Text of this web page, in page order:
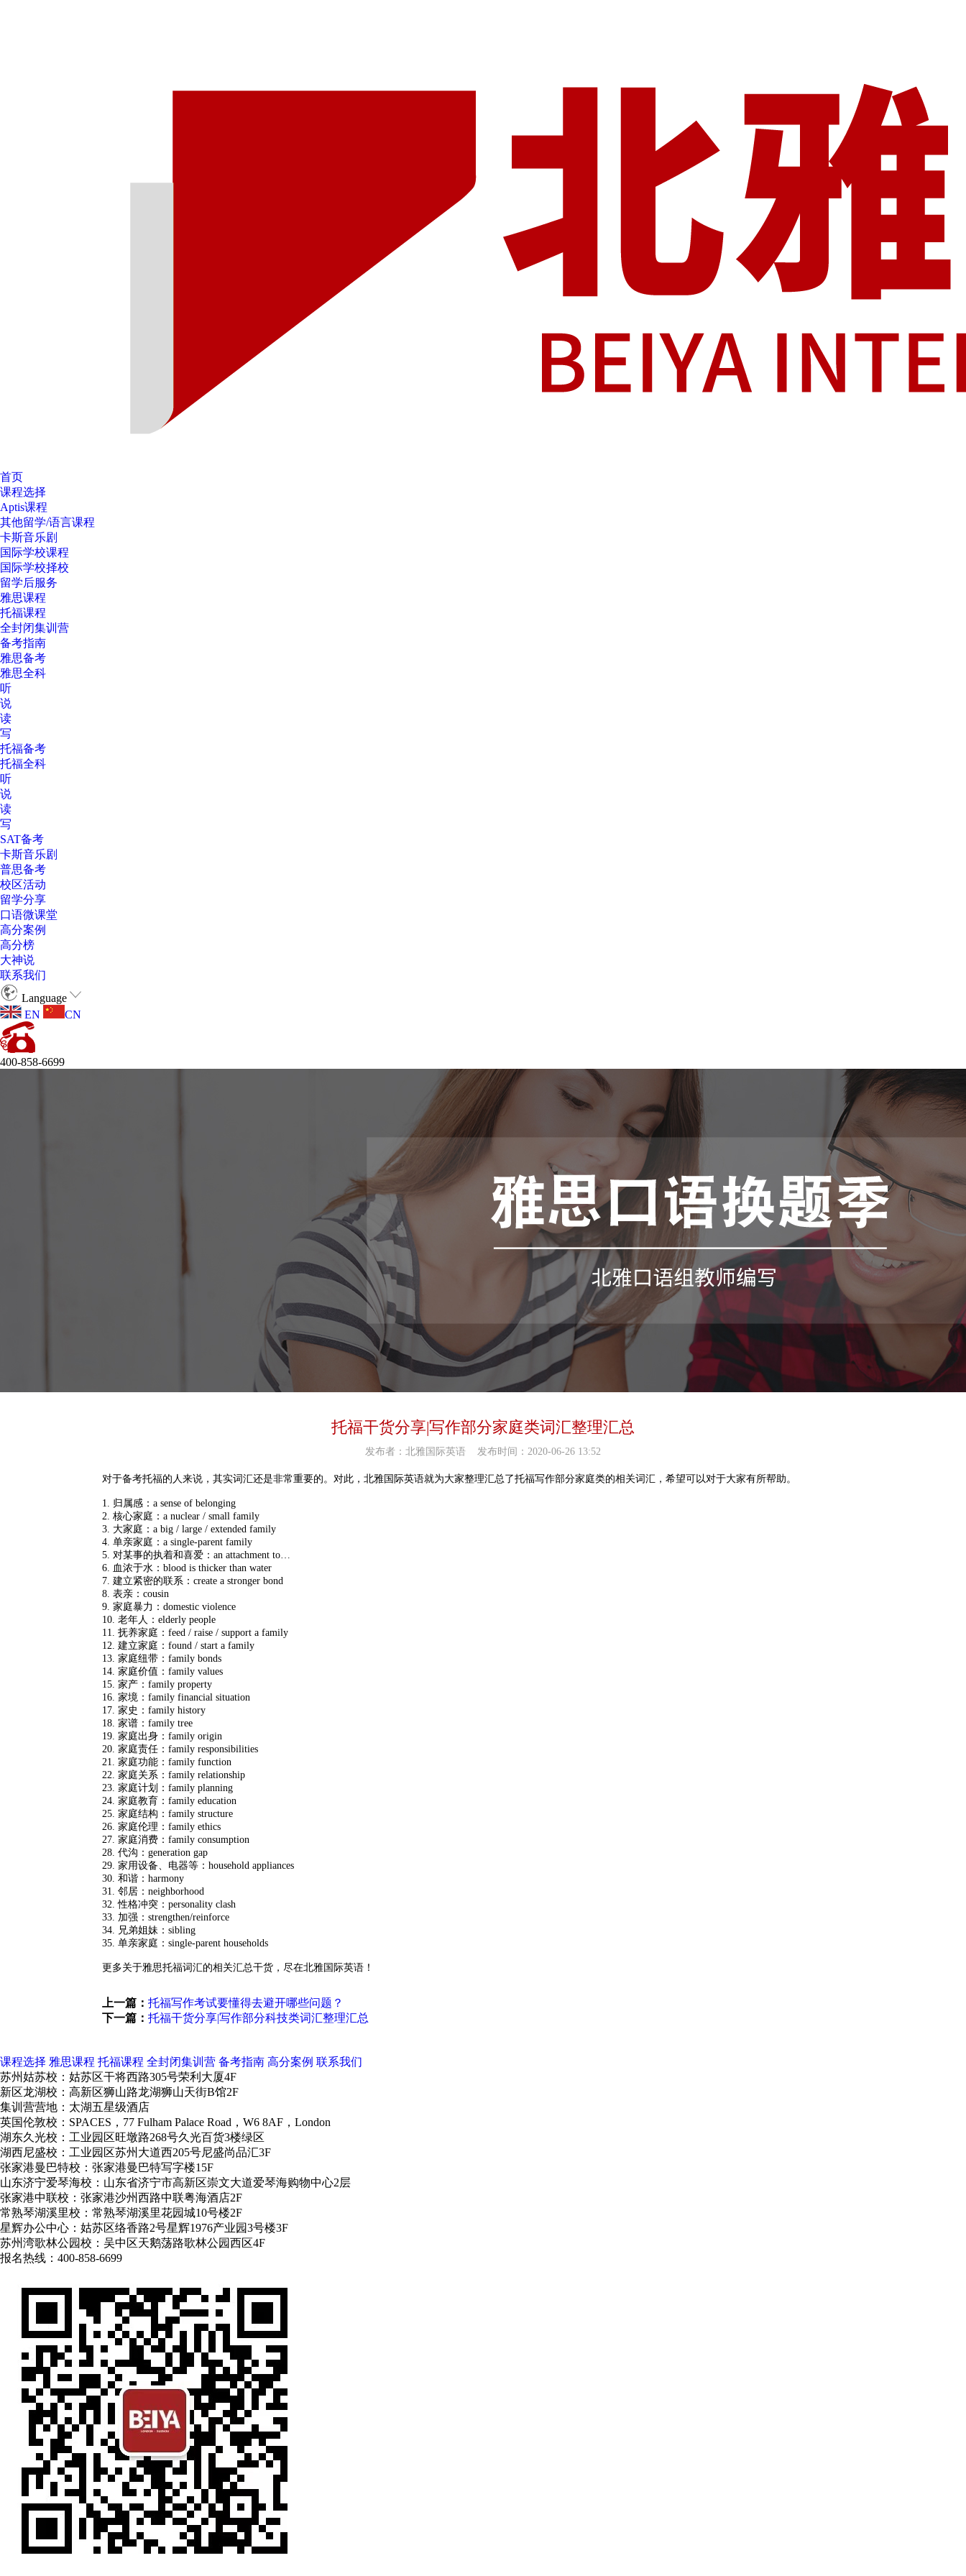
首页
课程选择
Aptis课程
其他留学/语言课程
卡斯音乐剧
国际学校课程
国际学校择校
留学后服务
雅思课程
托福课程
全封闭集训营
备考指南
雅思备考
雅思全科
听
说
读
写
托福备考
托福全科
听
说
读
写
SAT备考
卡斯音乐剧
普思备考
校区活动
留学分享
口语微课堂
高分案例
高分榜
大神说
联系我们
Language
EN
CN
400-858-6699
托福干货分享|写作部分家庭类词汇整理汇总
发布者：北雅国际英语 发布时间：2020-06-26 13:52
对于备考托福的人来说，其实词汇还是非常重要的。对此，北雅国际英语就为大家整理汇总了托福写作部分家庭类的相关词汇，希望可以对于大家有所帮助。
1. 归属感：a sense of belonging
2. 核心家庭：a nuclear / small family
3. 大家庭：a big / large / extended family
4. 单亲家庭：a single-parent family
5. 对某事的执着和喜爱：an attachment to…
6. 血浓于水：blood is thicker than water
7. 建立紧密的联系：create a stronger bond
8. 表亲：cousin
9. 家庭暴力：domestic violence
10. 老年人：elderly people
11. 抚养家庭：feed / raise / support a family
12. 建立家庭：found / start a family
13. 家庭纽带：family bonds
14. 家庭价值：family values
15. 家产：family property
16. 家境：family financial situation
17. 家史：family history
18. 家谱：family tree
19. 家庭出身：family origin
20. 家庭责任：family responsibilities
21. 家庭功能：family function
22. 家庭关系：family relationship
23. 家庭计划：family planning
24. 家庭教育：family education
25. 家庭结构：family structure
26. 家庭伦理：family ethics
27. 家庭消费：family consumption
28. 代沟：generation gap
29. 家用设备、电器等：household appliances
30. 和谐：harmony
31. 邻居：neighborhood
32. 性格冲突：personality clash
33. 加强：strengthen/reinforce
34. 兄弟姐妹：sibling
35. 单亲家庭：single-parent households
更多关于雅思托福词汇的相关汇总干货，尽在北雅国际英语！
上一篇： 托福写作考试要懂得去避开哪些问题？
下一篇： 托福干货分享|写作部分科技类词汇整理汇总
课程选择 雅思课程 托福课程 全封闭集训营 备考指南 高分案例 联系我们
苏州姑苏校：姑苏区干将西路305号荣利大厦4F
新区龙湖校：高新区狮山路龙湖狮山天街B馆2F
集训营营地：太湖五星级酒店
英国伦敦校：SPACES，77 Fulham Palace Road，W6 8AF，London
湖东久光校：工业园区旺墩路268号久光百货3楼绿区
湖西尼盛校：工业园区苏州大道西205号尼盛尚品汇3F
张家港曼巴特校：张家港曼巴特写字楼15F
山东济宁爱琴海校：山东省济宁市高新区崇文大道爱琴海购物中心2层
张家港中联校：张家港沙州西路中联粤海酒店2F
常熟琴湖溪里校：常熟琴湖溪里花园城10号楼2F
星辉办公中心：姑苏区络香路2号星辉1976产业园3号楼3F
苏州湾歌林公园校：吴中区天鹅荡路歌林公园西区4F
报名热线：400-858-6699